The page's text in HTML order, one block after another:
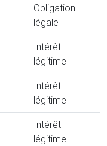
Obligation
légale
Intérêt
légitime
Intérêt
légitime
Intérêt
légitime